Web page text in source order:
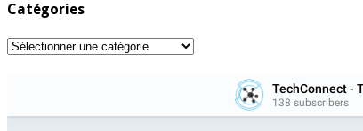
Catégories
Catégories